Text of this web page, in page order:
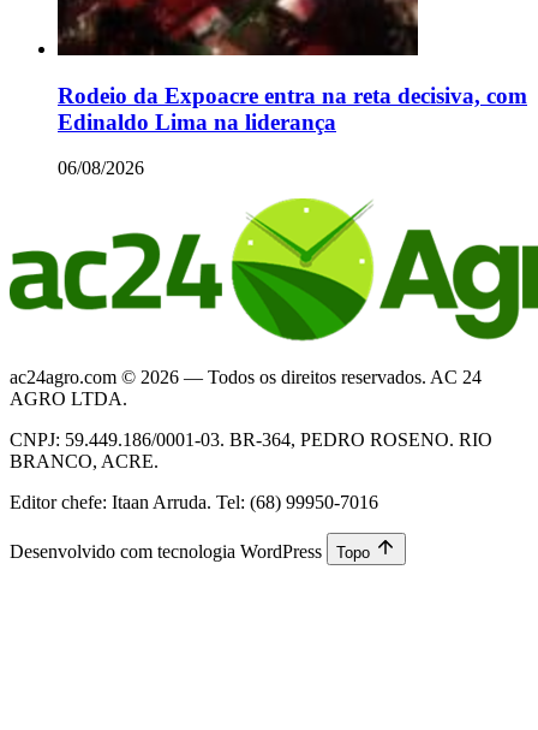
Rodeio da Expoacre entra na reta decisiva, com
Edinaldo Lima na liderança
06/08/2026
ac24agro.com © 2026 — Todos os direitos reservados. AC 24
AGRO LTDA.
CNPJ: 59.449.186/0001-03. BR-364, PEDRO ROSENO. RIO
BRANCO, ACRE.
Editor chefe: Itaan Arruda. Tel: (68) 99950-7016
Desenvolvido com tecnologia WordPress Topo